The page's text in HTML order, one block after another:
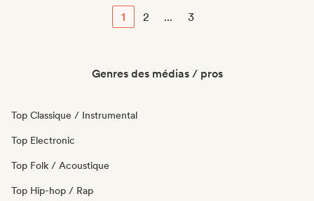
1 2 ... 3
Genres des médias / pros
Top Classique / Instrumental
Top Electronic
Top Folk / Acoustique
Top Hip-hop / Rap